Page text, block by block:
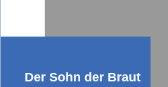
Der Sohn der Braut